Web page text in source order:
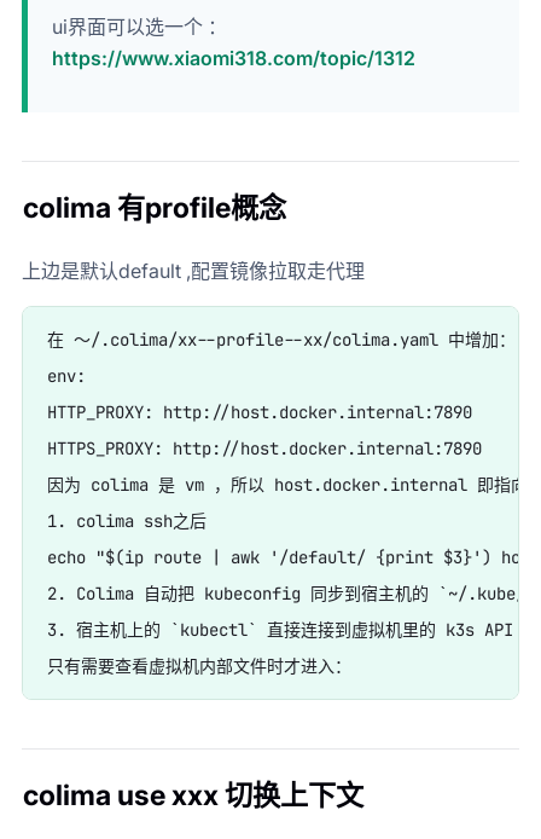
ui界面可以选一个 ：
https://www.xiaomi318.com/topic/1312
colima 有profile概念
上边是默认default ,配置镜像拉取走代理
在 ～/.colima/xx--profile--xx/colima.yaml 中增加：
env:
HTTP_PROXY: http://host.docker.internal:7890
HTTPS_PROXY: http://host.docker.internal:7890
因为 colima 是 vm ，所以 host.docker.internal 即指向宿
1. colima ssh之后
echo "$(ip route | awk '/default/ {print $3}')
2. Colima 自动把 kubeconfig 同步到宿主机的 `~/.kube/
3. 宿主机上的 `kubectl` 直接连接到虚拟机里的 k3s API
colima use xxx 切换上下文